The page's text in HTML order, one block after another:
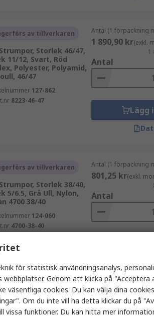
av tillverkaren
Storlek 46/47,
11/12, Svart, Röd
Polyester, Polyamid,
46/47
127-862
8223-46-47
Antal (1 förpackning
1 890,90 kr(exkl.
1
Antal
Lägg
av tillverkaren
Storlek 38/40,
5/6.5, Grå Ull, Nylon,
4700 38/40
124-060
4700-38-40
Antal (1 förpackning
801,25 kr(exkl.
Antal
av tillverkaren Antal (1 förpackning
696,75 kr(exkl.
för statistisk användningsanalys,
Genom att klicka på "Acceptera
väsentliga cookies. Du kan välja dina
Om du inte vill ha detta klickar du på
vissa funktioner. Du kan hitta mer